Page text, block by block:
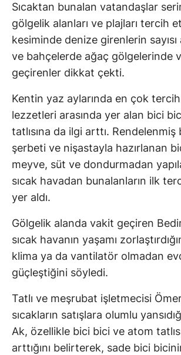
Sıcaktan bunalan vatandaşlar
gölgelik alanları ve plajları tercih
kesiminde denize girenlerin
ve bahçelerde ağaç gölgelerinde
geçirenler dikkat çekti.
Kentin yaz aylarında en çok
lezzetleri arasında yer alan bici
tatlısına da ilgi arttı. Rendelenmiş
şerbeti ve nişastayla hazırlanan
meyve, süt ve dondurmadan
sıcak havadan bunalanların ilk
yer aldı.
Gölgelik alanda vakit geçiren
sıcak havanın yaşamı
klima ya da vantilatör olmadan
güçleştiğini söyledi.
Tatlı ve meşrubat işletmecisi
sıcakların satışlara olumlu
Ak, özellikle bici bici ve atom
arttığını belirterek, sade bici